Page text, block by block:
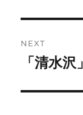
NEXT
Next
「清水沢」